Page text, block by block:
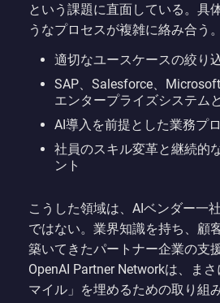
という課題に直面している。具
うなプロセスが複雑に絡み合う。
適切なユースケースの絞り
SAP、Salesforce、
エンタープライズシステム
AI導入を前提とした業務プ
社員のスキル変革と継続的
ント
こうした領域は、AIベンダー一
ではない。業界知識を持ち、顧
築いてきたパートナー企業の支
OpenAI Partner Networkは、ま
マイル」を埋めるための取り組み